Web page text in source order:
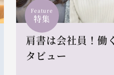
Feature
特集
肩書は会社員！働
タビュー